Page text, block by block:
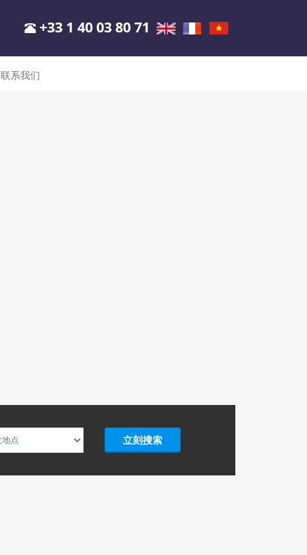
+33 1 40 03 80 71
联系我们